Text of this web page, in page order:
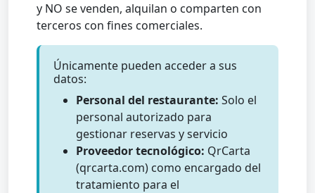
y NO se venden, alquilan o comparten con
terceros con fines comerciales.
Únicamente pueden acceder a sus
datos:
Personal del restaurante: Solo el
personal autorizado para
gestionar reservas y servicio
Proveedor tecnológico: QrCarta
(qrcarta.com) como encargado del
tratamiento para el